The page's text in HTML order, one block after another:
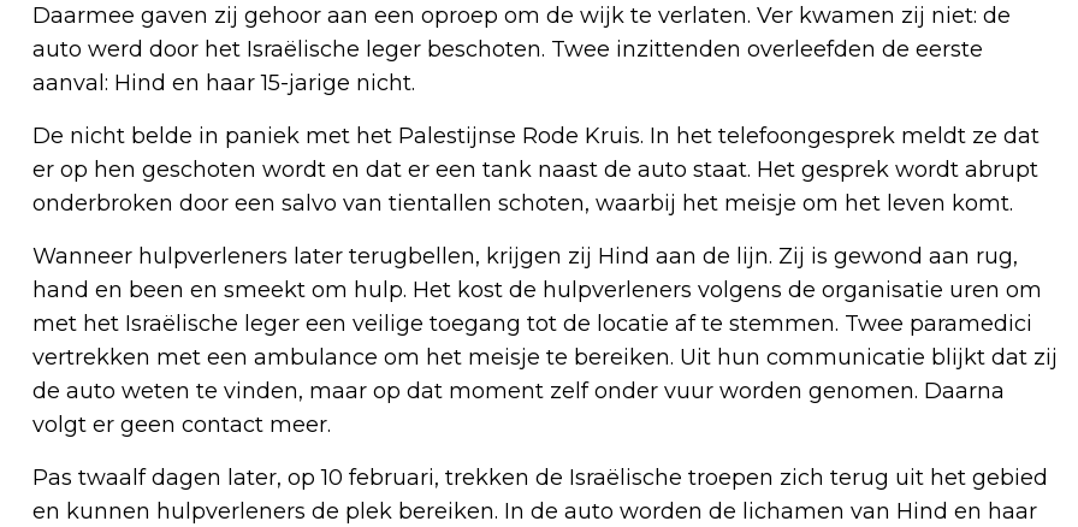
Daarmee gaven zij gehoor aan een oproep om de wijk te verlaten. Ver kwamen zij niet: de
auto werd door het Israëlische leger beschoten. Twee inzittenden overleefden de eerste
aanval: Hind en haar 15-jarige nicht.
De nicht belde in paniek met het Palestijnse Rode Kruis. In het telefoongesprek meldt ze dat
er op hen geschoten wordt en dat er een tank naast de auto staat. Het gesprek wordt abrupt
onderbroken door een salvo van tientallen schoten, waarbij het meisje om het leven komt.
Wanneer hulpverleners later terugbellen, krijgen zij Hind aan de lijn. Zij is gewond aan rug,
hand en been en smeekt om hulp. Het kost de hulpverleners volgens de organisatie uren om
met het Israëlische leger een veilige toegang tot de locatie af te stemmen. Twee paramedici
vertrekken met een ambulance om het meisje te bereiken. Uit hun communicatie blijkt dat zij
de auto weten te vinden, maar op dat moment zelf onder vuur worden genomen. Daarna
volgt er geen contact meer.
Pas twaalf dagen later, op 10 februari, trekken de Israëlische troepen zich terug uit het gebied
en kunnen hulpverleners de plek bereiken. In de auto worden de lichamen van Hind en haar